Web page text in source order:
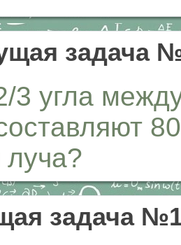
задача
угла
задача